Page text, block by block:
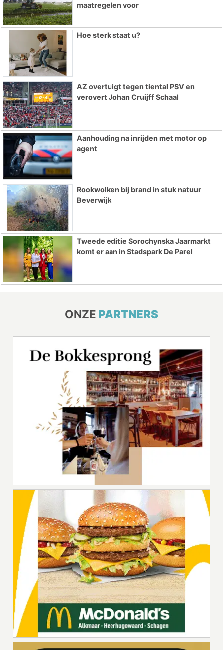
maatregelen voor
Hoe sterk staat u?
AZ overtuigt tegen tiental PSV en
verovert Johan Cruijff Schaal
Aanhouding na inrijden met motor op
agent
Rookwolken bij brand in stuk natuur
Beverwijk
Tweede editie Sorochynska Jaarmarkt
komt er aan in Stadspark De Parel
ONZE PARTNERS